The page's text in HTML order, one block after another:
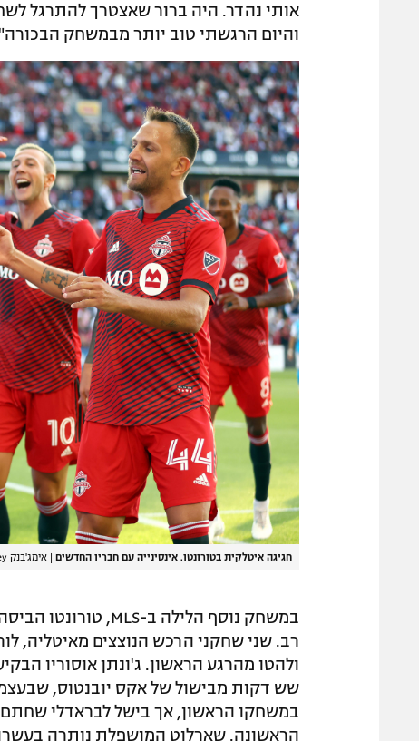
אותי נהדר. היה ברור שאצטרך להתרגל
והיום הרגשתי טוב יותר מבמשחק
חגיגה איטלקית בטורונטו. אינסינייה עם חבריו החדשים אימג'בנק GettyImages, Vaughn Ridley
רב. שני שחקני הרכש הנוצצים מאיטליה,
ולהטו מהרגע הראשון. ג'ונתן אוסוריו
במשחקו הראשון, אך בישל לבראדלי
הראשונה. שארלוט המושפלת נותרה